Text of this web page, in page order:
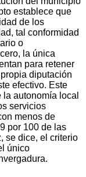
establece que
de los
tal conformidad
o
la única
para retener
diputación
efectivo. Este
autonomía local
servicios
menos de
por 100 de las
se dice, el criterio
único